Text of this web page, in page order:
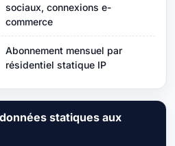
sociaux, connexions e-
commerce
Abonnement mensuel par
résidentiel statique IP
statiques aux